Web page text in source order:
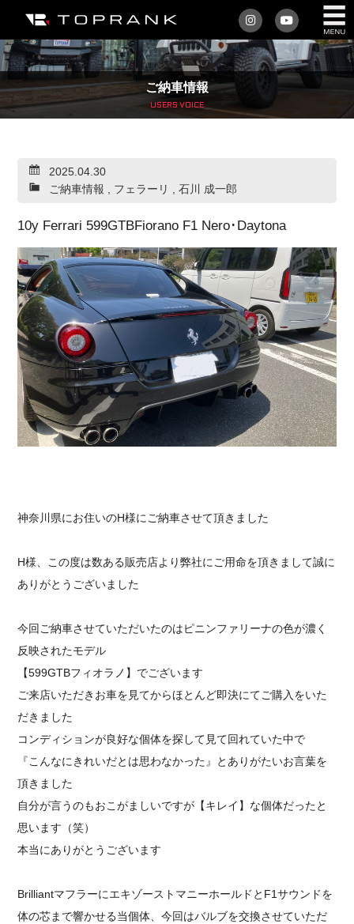
私たちについて
車を買う
アフターサービス
店舗/スタッフ情報
インフォメーション
トップランク・マガジン
採用情報
ご納車情報
USERS VOICE
2025.04.30
ご納車情報 , フェラーリ , 石川 成一郎
10y Ferrari 599GTBFiorano F1 Nero･Daytona
神奈川県にお住いのH様にご納車させて頂きました
H様、この度は数ある販売店より弊社にご用命を頂きまして誠に
ありがとうございました
今回ご納車させていただいたのはピニンファリーナの色が濃く
反映されたモデル
【599GTBフィオラノ】でございます
ご来店いただきお車を見てからほとんど即決にてご購入をいた
だきました
コンディションが良好な個体を探して見て回れていた中で
『こんなにきれいだとは思わなかった』とありがたいお言葉を
頂きました
自分が言うのもおこがましいですが【キレイ】な個体だったと
思います（笑）
本当にありがとうございます
BrilliantマフラーにエキゾーストマニーホールドとF1サウンドを
体の芯まで響かせる当個体、今回はバルブを交換させていただ